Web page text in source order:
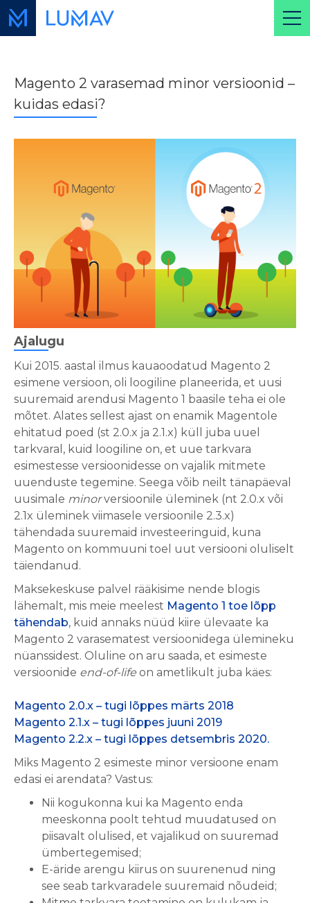
Magento 2 varasemad minor versioonid –
kuidas edasi?
Ajalugu
Kui 2015. aastal ilmus kauaoodatud Magento 2
esimene versioon, oli loogiline planeerida, et uusi
suuremaid arendusi Magento 1 baasile teha ei ole
mõtet. Alates sellest ajast on enamik Magentole
ehitatud poed (st 2.0.x ja 2.1.x) küll juba uuel
tarkvaral, kuid loogiline on, et uue tarkvara
esimestesse versioonidesse on vajalik mitmete
uuenduste tegemine. Seega võib neilt tänapäeval
uusimale minorversioonile üleminek (nt 2.0.x või
2.1x üleminek viimasele versioonile 2.3.x)
tähendada suuremaid investeeringuid, kuna
Magento on kommuuni toel uut versiooni oluliselt
täiendanud.
Maksekeskuse palvel rääkisime nende blogis
lähemalt, mis meie meelest Magento 1 toe lõpp
tähendab, kuid annaks nüüd kiire ülevaate ka
Magento 2 varasematest versioonidega ülemineku
nüanssidest. Oluline on aru saada, et esimeste
versioonide end-of-life on ametlikult juba käes:
Magento 2.0.x – tugi lõppes märts 2018
Magento 2.1.x – tugi lõppes juuni 2019
Magento 2.2.x – tugi lõppes detsembris 2020.
Miks Magento 2 esimeste minor versioone enam
edasi ei arendata? Vastus:
Nii kogukonna kui ka Magento enda
meeskonna poolt tehtud muudatused on
piisavalt olulised, et vajalikud on suuremad
ümbertegemised;
E-äride arengu kiirus on suurenenud ning
see seab tarkvaradele suuremaid nõudeid;